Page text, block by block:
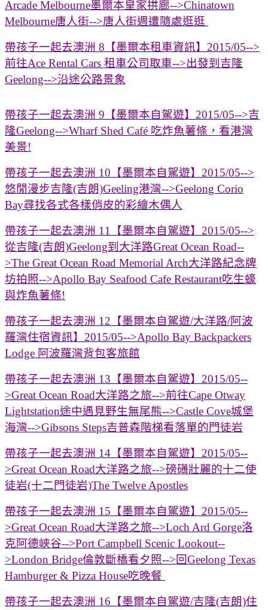
Arcade Melbourne墨爾本皇家拱廊-->Chinatown
Melbourne唐人街-->唐人街週遭隨處逛逛
帶孩子一起去澳洲 8【墨爾本租車資訊】2015/05-->
前往Ace Rental Cars 租車公司取車-->出發到吉隆
Geelong-->沿途公路景象
帶孩子一起去澳洲 9【墨爾本自駕遊】2015/05-->吉
隆Geelong-->Wharf Shed Café 吃炸魚薯條，看港灣
美景!
帶孩子一起去澳洲 10【墨爾本自駕遊】2015/05-->
悠閒漫步吉隆(吉朗)Geeling港灣-->Geelong Corio
Bay尋找各式各樣俏皮的彩繪木偶人
帶孩子一起去澳洲 11【墨爾本自駕遊】2015/05-->
從吉隆(吉朗)Geelong到大洋路Great Ocean Road--
>The Great Ocean Road Memorial Arch大洋路紀念牌
坊拍照-->Apollo Bay Seafood Cafe Restaurant吃生蠔
與炸魚薯條!
帶孩子一起去澳洲 12【墨爾本自駕遊/大洋路/阿波
羅灣住宿資訊】2015/05-->Apollo Bay Backpackers
Lodge 阿波羅灣背包客旅館
帶孩子一起去澳洲 13【墨爾本自駕遊】2015/05--
>Great Ocean Road大洋路之旅-->前往Cape Otway
Lightstation途中遇見野生無尾熊-->Castle Cove城堡
海灣-->Gibsons Steps吉普森階梯看落單的門徒岩
帶孩子一起去澳洲 14【墨爾本自駕遊】2015/05--
>Great Ocean Road大洋路之旅-->磅礡壯麗的十二使
徒岩(十二門徒岩)The Twelve Apostles
帶孩子一起去澳洲 15【墨爾本自駕遊】2015/05--
>Great Ocean Road大洋路之旅-->Loch Ard Gorge洛
克阿德峽谷-->Port Campbell Scenic Lookout--
>London Bridge倫敦斷橋看夕照-->回Geelong Texas
Hamburger & Pizza House吃晚餐
帶孩子一起去澳洲 16【墨爾本自駕遊/吉隆(吉朗)住